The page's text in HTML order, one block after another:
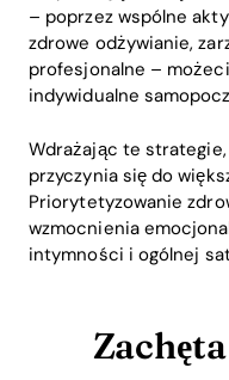
– poprzez wspólne
zdrowe odżywianie,
profesjonalne –
indywidualne
Wdrażając te
przyczynia się do
Priorytetyzowanie
wzmocnienia
intymności i ogólnej